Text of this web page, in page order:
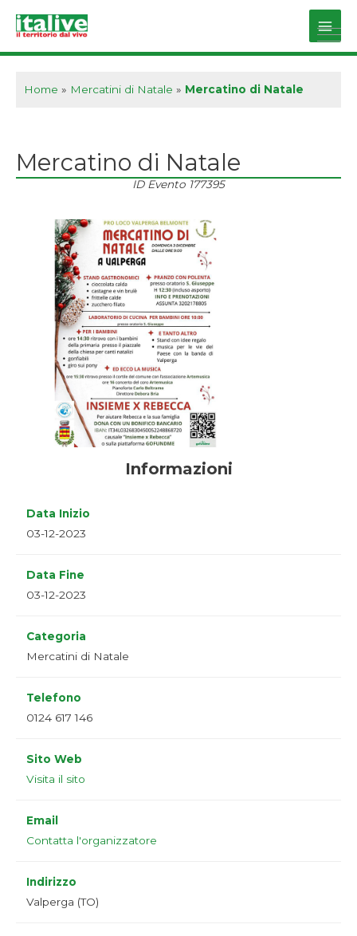
Main
Home » Mercatini di Natale » Mercatino di Natale
Mercatino di Natale
ID Evento 177395
Informazioni
Data Inizio
03-12-2023
Data Fine
03-12-2023
Categoria
Mercatini di Natale
Telefono
0124 617 146
Sito Web
Visita il sito
Email
Contatta l'organizzatore
Indirizzo
Valperga (TO)